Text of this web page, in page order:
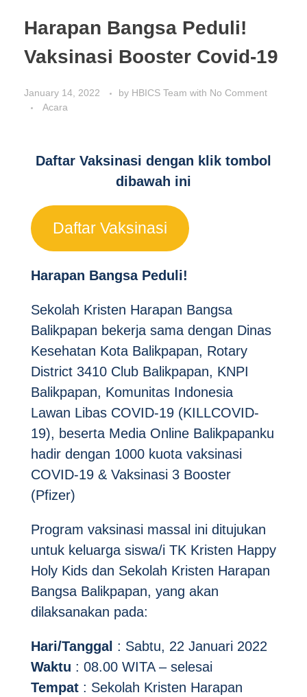
Kunjungi Kami
Sekolah Dasar
Sekolah Menengah Pertama
Sekolah Menengah Atas
Alumni
Orang Tua
PUBLIKASI
Artikel
Harapan Bangsa Peduli!
Vaksinasi Booster Covid-19
January 14, 2022 by HBICS Team with No Comment
Acara
Daftar Vaksinasi dengan klik tombol
dibawah ini
Daftar Vaksinasi
Harapan Bangsa Peduli!
Sekolah Kristen Harapan Bangsa
Balikpapan bekerja sama dengan Dinas
Kesehatan Kota Balikpapan, Rotary
District 3410 Club Balikpapan, KNPI
Balikpapan, Komunitas Indonesia
Lawan Libas COVID-19 (KILLCOVID-
19), beserta Media Online Balikpapanku
hadir dengan 1000 kuota vaksinasi
COVID-19 & Vaksinasi 3 Booster
(Pfizer)
Program vaksinasi massal ini ditujukan
untuk keluarga siswa/i TK Kristen Happy
Holy Kids dan Sekolah Kristen Harapan
Bangsa Balikpapan, yang akan
dilaksanakan pada:
Hari/Tanggal : Sabtu, 22 Januari 2022
Waktu : 08.00 WITA – selesai
Tempat : Sekolah Kristen Harapan